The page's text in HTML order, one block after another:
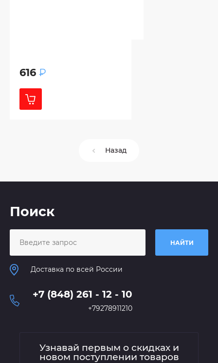
616 ₽
Назад
Поиск
НАЙТИ
+7 (848) 261 - 12 - 10
+79278911210
Доставка по всей России
Узнавай первым о скидках и
новом поступлении товаров